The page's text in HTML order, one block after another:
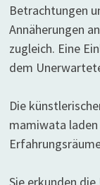
Betrachtungen
Annäherungen
zugleich. Eine
dem
Die
mamiwata laden